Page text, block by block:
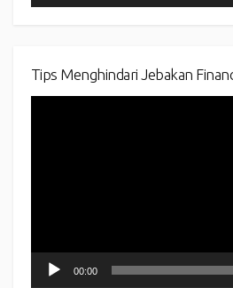
Tips Menghindari Jebakan
00:00